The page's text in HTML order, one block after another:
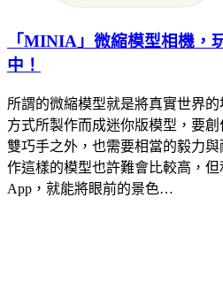
「MINIA」微縮模型相機，
中！
所謂的微縮模型就是將真實世界
方式所製作而成迷你版模型，要
雙巧手之外，也需要相當的毅力
作這樣的模型也許難會比較高，
App，就能將眼前的景色…